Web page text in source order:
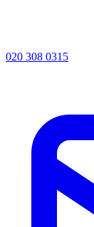
020 308 0315